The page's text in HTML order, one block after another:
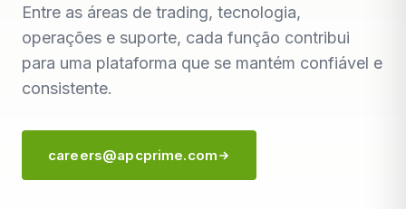
Entre as áreas de trading, tecnologia,
operações e suporte, cada função contribui
para uma plataforma que se mantém confiável e
consistente.
careers@apcprime.com